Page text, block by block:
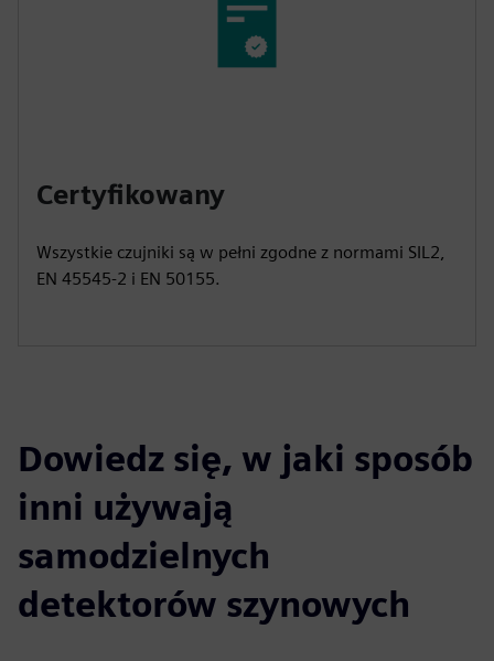
Certyfikowany
Wszystkie czujniki są w pełni zgodne z normami SIL2,
EN 45545-2 i EN 50155.
Dowiedz się, w jaki sposób
inni używają
samodzielnych
detektorów szynowych